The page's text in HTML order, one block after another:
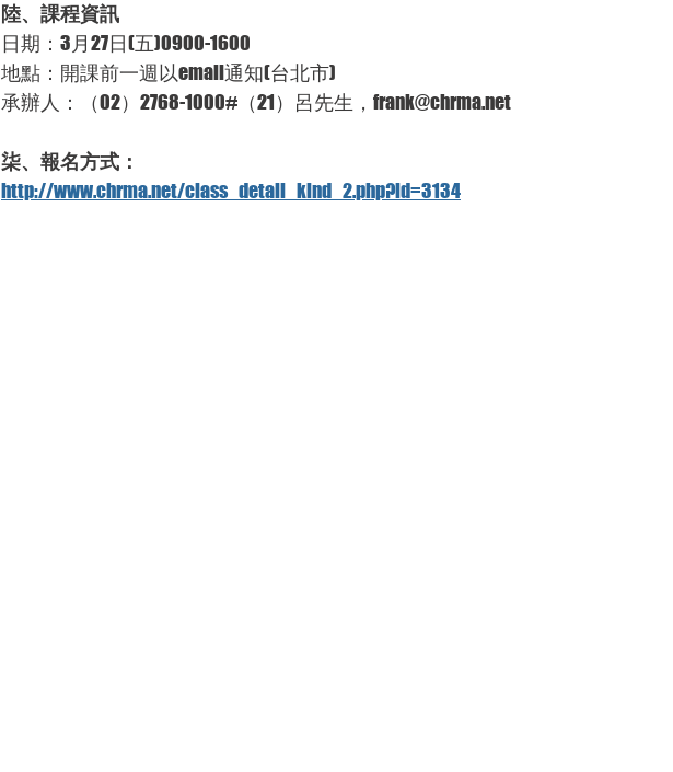
陸、課程資訊
日期：3月27日(五)0900-1600
地點：開課前一週以email通知(台北市)
承辦人：（02）2768-1000#（21）呂先生，frank@chrma.net
柒、報名方式：
http://www.chrma.net/class_detail_kind_2.php?id=3134